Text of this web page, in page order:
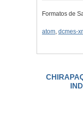
Formatos de
atom, dcmes-